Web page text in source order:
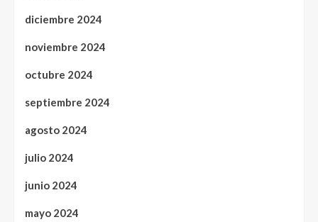
diciembre 2024
noviembre 2024
octubre 2024
septiembre 2024
agosto 2024
julio 2024
junio 2024
mayo 2024